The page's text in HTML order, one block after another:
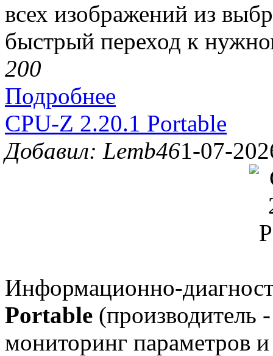
всех изображений из
быстрый переход к
200
Подробнее
CPU-Z 2.20.1 Portable
Добавил: Lemb461-07-
Информационно-
Portable (производитель
мониторинг параметров